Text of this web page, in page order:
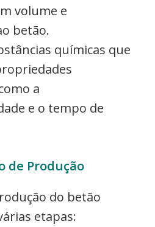
volume e
betão.
químicas que
a
e o tempo de
de Produção
do betão
etapas: